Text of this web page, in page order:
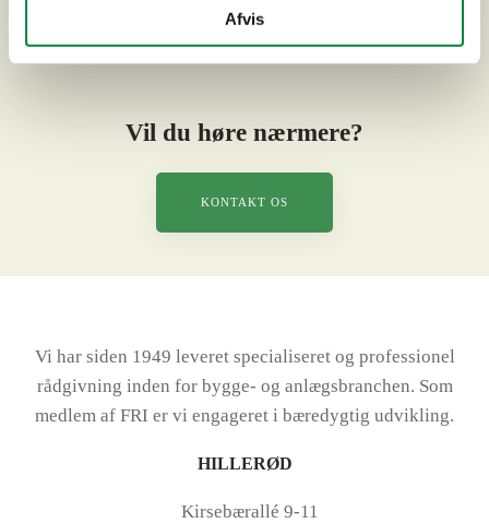
Afvis
Skybrudsprojekt – Mariendalsvej, Frederiksberg
Vil du høre nærmere?
KONTAKT OS
Vi har siden 1949 leveret specialiseret og professionel
rådgivning inden for bygge- og anlægsbranchen. Som
medlem af FRI er vi engageret i bæredygtig udvikling.
HILLERØD
Kirsebærallé 9-11